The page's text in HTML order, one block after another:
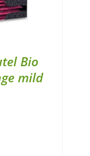
Bio
mild